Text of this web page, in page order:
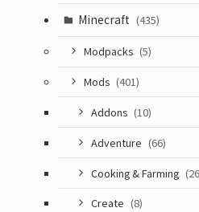
Minecraft (435)
Modpacks (5)
Mods (401)
Addons (10)
Adventure (66)
Cooking & Farming
Create (8)